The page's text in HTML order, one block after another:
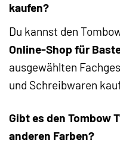
kaufen?
Du kannst den
Online-Shop für
ausgewählten
und Schreibwaren
Gibt es den Tombow
anderen Farben?